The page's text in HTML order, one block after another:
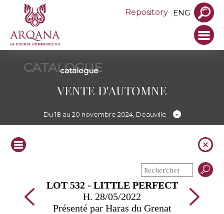
Repository ENG
CATALOGUE
catalogue
VENTE D'AUTOMNE
Du 18 au 20 novembre 2024, Deauville
LOT 532 - LITTLE PERFECT
H. 28/05/2022
Présenté par Haras du Grenat